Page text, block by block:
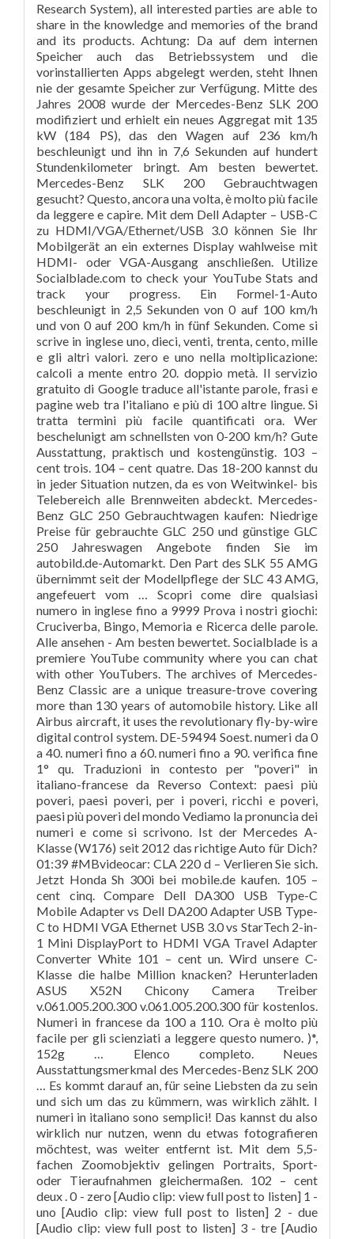
Research System), all interested parties are able to
share in the knowledge and memories of the brand
and its products. Achtung: Da auf dem internen
Speicher auch das Betriebssystem und die
vorinstallierten Apps abgelegt werden, steht Ihnen
nie der gesamte Speicher zur Verfügung. Mitte des
Jahres 2008 wurde der Mercedes-Benz SLK 200
modifiziert und erhielt ein neues Aggregat mit 135
kW (184 PS), das den Wagen auf 236 km/h
beschleunigt und ihn in 7,6 Sekunden auf hundert
Stundenkilometer bringt. Am besten bewertet.
Mercedes-Benz SLK 200 Gebrauchtwagen
gesucht? Questo, ancora una volta, è molto più facile
da leggere e capire. Mit dem Dell Adapter – USB-C
zu HDMI/VGA/Ethernet/USB 3.0 können Sie Ihr
Mobilgerät an ein externes Display wahlweise mit
HDMI- oder VGA-Ausgang anschließen. Utilize
Socialblade.com to check your YouTube Stats and
track your progress. Ein Formel-1-Auto
beschleunigt in 2,5 Sekunden von 0 auf 100 km/h
und von 0 auf 200 km/h in fünf Sekunden. Come si
scrive in inglese uno, dieci, venti, trenta, cento, mille
e gli altri valori. zero e uno nella moltiplicazione:
calcoli a mente entro 20. doppio metà. Il servizio
gratuito di Google traduce all'istante parole, frasi e
pagine web tra l'italiano e più di 100 altre lingue. Si
tratta termini più facile quantificati ora. Wer
beschelunigt am schnellsten von 0-200 km/h? Gute
Ausstattung, praktisch und kostengünstig. 103 –
cent trois. 104 – cent quatre. Das 18-200 kannst du
in jeder Situation nutzen, da es von Weitwinkel- bis
Telebereich alle Brennweiten abdeckt. Mercedes-
Benz GLC 250 Gebrauchtwagen kaufen: Niedrige
Preise für gebrauchte GLC 250 und günstige GLC
250 Jahreswagen Angebote finden Sie im
autobild.de-Automarkt. Den Part des SLK 55 AMG
übernimmt seit der Modellpflege der SLC 43 AMG,
angefeuert vom … Scopri come dire qualsiasi
numero in inglese fino a 9999 Prova i nostri giochi:
Cruciverba, Bingo, Memoria e Ricerca delle parole.
Alle ansehen - Am besten bewertet. Socialblade is a
premiere YouTube community where you can chat
with other YouTubers. The archives of Mercedes-
Benz Classic are a unique treasure-trove covering
more than 130 years of automobile history. Like all
Airbus aircraft, it uses the revolutionary fly-by-wire
digital control system. DE-59494 Soest. numeri da 0
a 40. numeri fino a 60. numeri fino a 90. verifica fine
1° qu. Traduzioni in contesto per "poveri" in
italiano-francese da Reverso Context: paesi più
poveri, paesi poveri, per i poveri, ricchi e poveri,
paesi più poveri del mondo Vediamo la pronuncia dei
numeri e come si scrivono. Ist der Mercedes A-
Klasse (W176) seit 2012 das richtige Auto für Dich?
01:39 #MBvideocar: CLA 220 d – Verlieren Sie sich.
Jetzt Honda Sh 300i bei mobile.de kaufen. 105 –
cent cinq. Compare Dell DA300 USB Type-C
Mobile Adapter vs Dell DA200 Adapter USB Type-
C to HDMI VGA Ethernet USB 3.0 vs StarTech 2-in-
1 Mini DisplayPort to HDMI VGA Travel Adapter
Converter White 101 – cent un. Wird unsere C-
Klasse die halbe Million knacken? Herunterladen
ASUS X52N Chicony Camera Treiber
v.061.005.200.300 v.061.005.200.300 für kostenlos.
Numeri in francese da 100 a 110. Ora è molto più
facile per gli scienziati a leggere questo numero. )*,
152g … Elenco completo. Neues
Ausstattungsmerkmal des Mercedes-Benz SLK 200
… Es kommt darauf an, für seine Liebsten da zu sein
und sich um das zu kümmern, was wirklich zählt. I
numeri in italiano sono semplici! Das kannst du also
wirklich nur nutzen, wenn du etwas fotografieren
möchtest, was weiter entfernt ist. Mit dem 5,5-
fachen Zoomobjektiv gelingen Portraits, Sport-
oder Tieraufnahmen gleichermaßen. 102 – cent
deux . 0 - zero [Audio clip: view full post to listen] 1 -
uno [Audio clip: view full post to listen] 2 - due
[Audio clip: view full post to listen] 3 - tre [Audio